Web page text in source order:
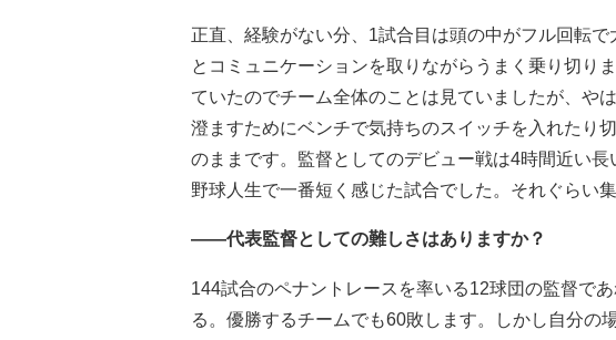
正直、経験がない分、1試合目は頭の中がフル回転
とコミュニケーションを取りながらうまく乗り切り
ていたのでチーム全体のことは見ていましたが、や
澄ますためにベンチで気持ちのスイッチを入れたり
のままです。監督としてのデビュー戦は4時間近い長
野球人生で一番短く感じた試合でした。それぐらい
――代表監督としての難しさはありますか？
144試合のペナントレースを率いる12球団の監督で
る。優勝するチームでも60敗します。しかし自分の